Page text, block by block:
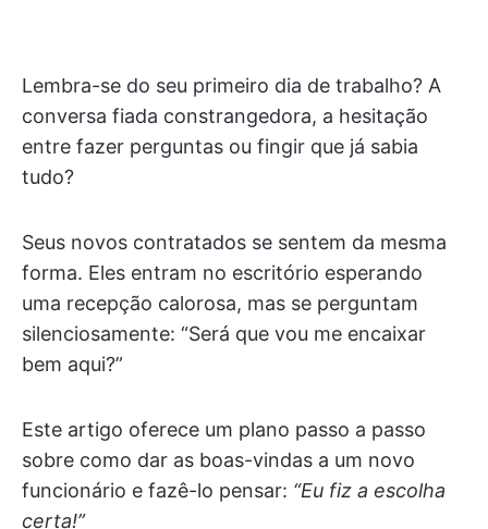
Lembra-se do seu primeiro dia de trabalho? A
conversa fiada constrangedora, a hesitação
entre fazer perguntas ou fingir que já sabia
tudo?
Seus novos contratados se sentem da mesma
forma. Eles entram no escritório esperando
uma recepção calorosa, mas se perguntam
silenciosamente: “Será que vou me encaixar
bem aqui?”
Este artigo oferece um plano passo a passo
sobre como dar as boas-vindas a um novo
funcionário e fazê-lo pensar: “Eu fiz a escolha
certa!”